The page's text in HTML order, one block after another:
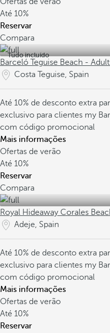
Até 10%
Reservar
Compara
Tudo incluído
Barceló Teguise Beach -
Costa Teguise, Spain
Até 10% de desconto extra
exclusivo para clientes my
com código promocional
Mais informações
Ofertas de verão
Até 10%
Reservar
Compara
Royal Hideaway Corales
Adeje, Spain
Até 10% de desconto extra
exclusivo para clientes my
com código promocional
Mais informações
Ofertas de verão
Até 10%
Reservar